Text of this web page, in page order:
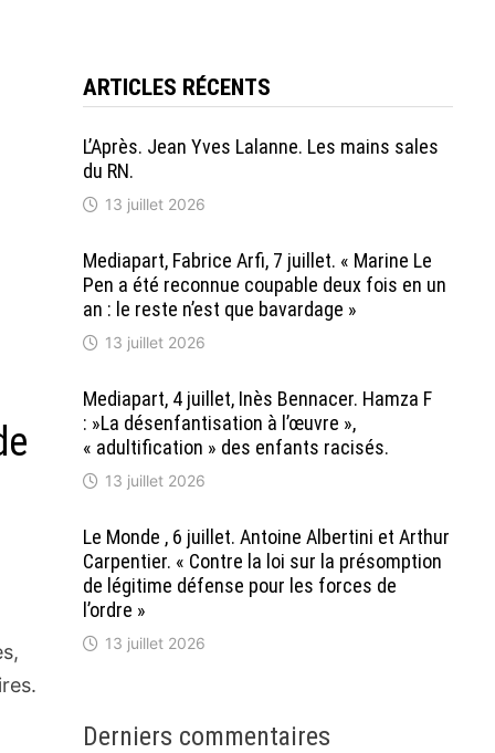
ARTICLES RÉCENTS
L’Après. Jean Yves Lalanne. Les mains sales
du RN.
13 juillet 2026
Mediapart, Fabrice Arfi, 7 juillet. « Marine Le
Pen a été reconnue coupable deux fois en un
an : le reste n’est que bavardage »
13 juillet 2026
Mediapart, 4 juillet, Inès Bennacer. Hamza F
: »La désenfantisation à l’œuvre »,
« adultification » des enfants racisés.
13 juillet 2026
Le Monde , 6 juillet. Antoine Albertini et Arthur
Carpentier. « Contre la loi sur la présomption
de légitime défense pour les forces de
l’ordre »
13 juillet 2026
Derniers commentaires